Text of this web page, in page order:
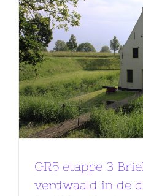
GR5 etappe 3
verdwaald in de